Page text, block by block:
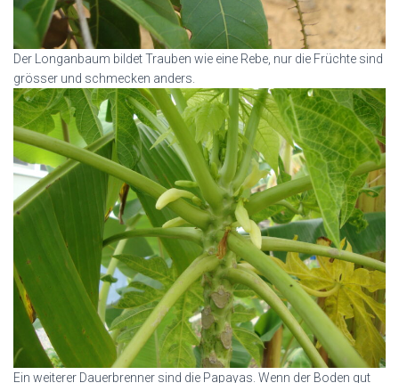
Der Longanbaum bildet Trauben wie eine Rebe, nur die Früchte sind
grösser und schmecken anders.
Ein weiterer Dauerbrenner sind die Papayas. Wenn der Boden gut